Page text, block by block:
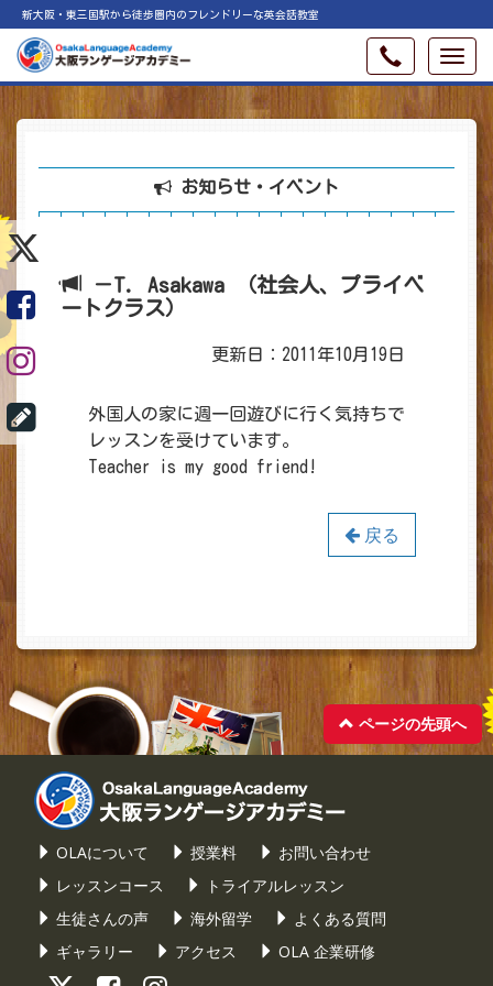
新大阪・東三国駅から徒歩圏内のフレンドリーな英会話教室
お知らせ・イベント
－T. Asakawa （社会人、プライベ
ートクラス）
更新日：2011年10月19日
外国人の家に週一回遊びに行く気持ちで
レッスンを受けています。
Teacher is my good friend!
戻る
ページの先頭へ
OLAについて 授業料
お問い合わせ
レッスンコース
トライアルレッスン
生徒さんの声
海外留学
よくある質問
ギャラリー
アクセス OLA 企業研修